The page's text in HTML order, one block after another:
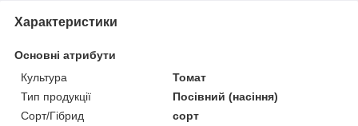
Характеристики
Основні атрибути
Культура
Томат
Тип продукції
Посівний (насіння)
Сорт/Гібрид
сорт